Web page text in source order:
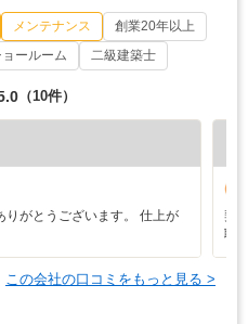
メンテナンス
創業20年以上
ョールーム 二級建築士
（10件）
りがとうございます。 仕上が
契
職
この会社の口コミをもっと見る >